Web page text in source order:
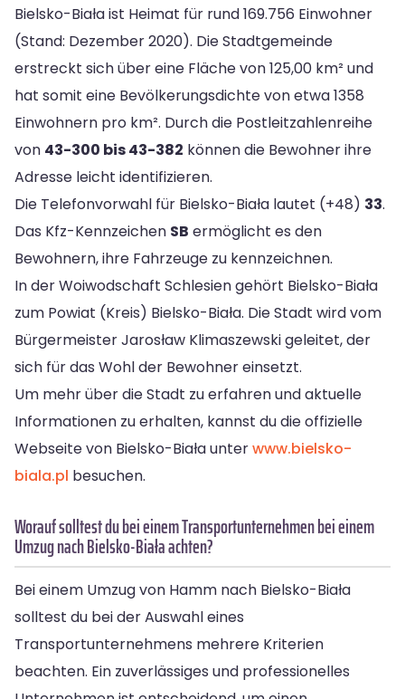
Bielsko-Biała ist Heimat für rund 169.756 Einwohner
(Stand: Dezember 2020). Die Stadtgemeinde
erstreckt sich über eine Fläche von 125,00 km² und
hat somit eine Bevölkerungsdichte von etwa 1358
Einwohnern pro km². Durch die Postleitzahlenreihe
von 43-300 bis 43-382 können die Bewohner ihre
Adresse leicht identifizieren.
Die Telefonvorwahl für Bielsko-Biała lautet (+48) 33.
Das Kfz-Kennzeichen SB ermöglicht es den
Bewohnern, ihre Fahrzeuge zu kennzeichnen.
In der Woiwodschaft Schlesien gehört Bielsko-Biała
zum Powiat (Kreis) Bielsko-Biała. Die Stadt wird vom
Bürgermeister Jarosław Klimaszewski geleitet, der
sich für das Wohl der Bewohner einsetzt.
Um mehr über die Stadt zu erfahren und aktuelle
Informationen zu erhalten, kannst du die offizielle
Webseite von Bielsko-Biała unterwww.bielsko-
biala.pl besuchen.
Worauf solltest du bei einem Transportunternehmen bei einem
Umzug nach Bielsko-Biała achten?
Bei einem Umzug von Hamm nach Bielsko-Biała
solltest du bei der Auswahl eines
Transportunternehmens mehrere Kriterien
beachten. Ein zuverlässiges und professionelles